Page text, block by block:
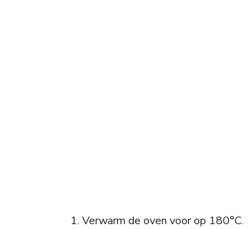
1. Verwarm de oven voor op 180°C.